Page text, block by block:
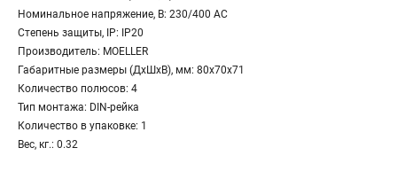
Номинальное напряжение, В: 230/400 AC
Степень защиты, IP: IP20
Производитель: MOELLER
Габаритные размеры (ДхШхВ), мм: 80x70x71
Количество полюсов: 4
Тип монтажа: DIN-рейка
Количество в упаковке: 1
Вес, кг.: 0.32